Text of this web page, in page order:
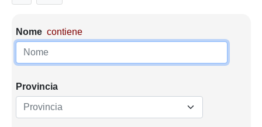
Nome contiene
Provincia
Provincia